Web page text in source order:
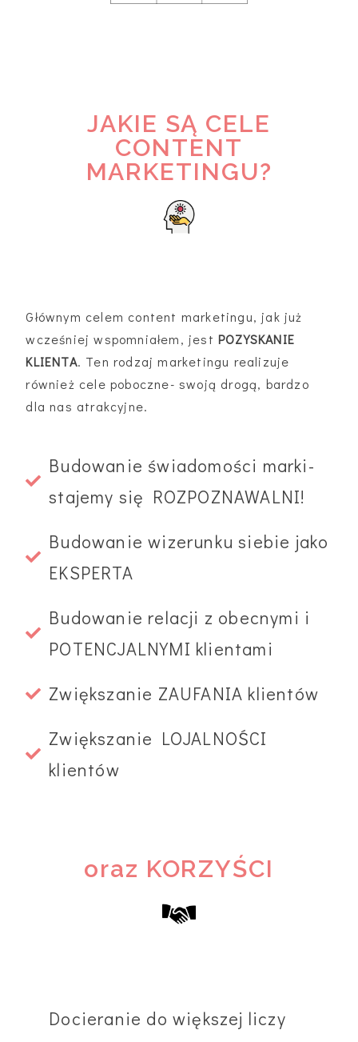
JAKIE SĄ CELE
CONTENT
MARKETINGU?
Głównym celem content marketingu, jak już
wcześniej wspomniałem, jestPOZYSKANIE
KLIENTA. Ten rodzaj marketingu realizuje
również cele poboczne- swoją drogą, bardzo
dla nas atrakcyjne.
Budowanie świadomości marki-
stajemy się ROZPOZNAWALNI!
Budowanie wizerunku siebie jako
EKSPERTA
Budowanie relacji z obecnymi i
POTENCJALNYMI klientami
Zwiększanie ZAUFANIA klientów
Zwiększanie LOJALNOŚCI
klientów
oraz KORZYŚCI
Docieranie do większej liczy